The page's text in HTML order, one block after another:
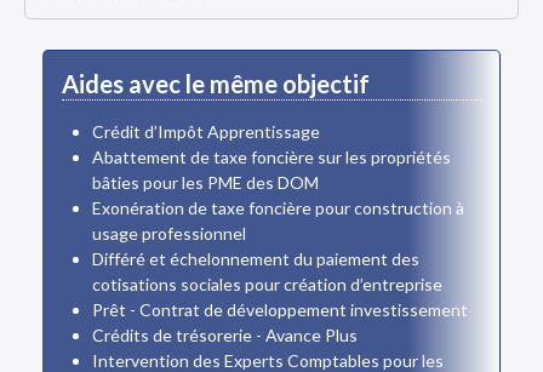
Aides avec le même objectif
Crédit d’Impôt Apprentissage
Abattement de taxe foncière sur les propriétés
bâties pour les PME des DOM
Exonération de taxe foncière pour construction à
usage professionnel
Différé et échelonnement du paiement des
cotisations sociales pour création d’entreprise
Prêt - Contrat de développement investissement
Crédits de trésorerie - Avance Plus
Intervention des Experts Comptables pour les